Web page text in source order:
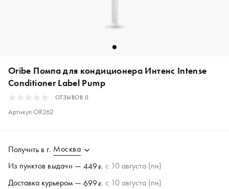
Oribe Помпа для кондиционера Интенс Intense
Conditioner Label Pump
ОТЗЫВОВ 0
АртикулOR262
Получить в г. Москва
Из пунктов выдачи — 449₽, c 10 августа (пн)
Доставка курьером — 699₽, c 10 августа (пн)